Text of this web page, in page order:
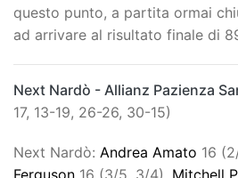
questo punto, a partita ormai
ad arrivare al risultato finale di
Next Nardò - Allianz Pazienza
17, 13-19, 26-26, 30-15)
Next Nardò: Andrea Amato 16
Ferguson 16 (3/5, 3/4), Mitchell